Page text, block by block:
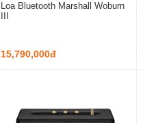
Loa Bluetooth Marshall Woburn
15,790,000đ